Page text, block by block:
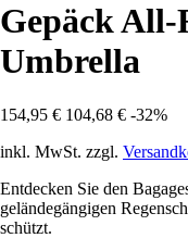
Gepäck All-
Umbrella
154,95 € 104,68 € -32%
inkl. MwSt. zzgl.
Entdecken Sie den
geländegängigen
schützt.